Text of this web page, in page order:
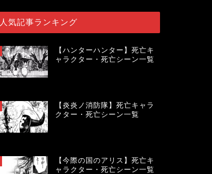
人気記事ランキング
【ハンターハンター】死亡キ
ャラクター・死亡シーン一覧
【炎炎ノ消防隊】死亡キャラ
クター・死亡シーン一覧
【今際の国のアリス】死亡キ
ャラクター・死亡シーン一覧